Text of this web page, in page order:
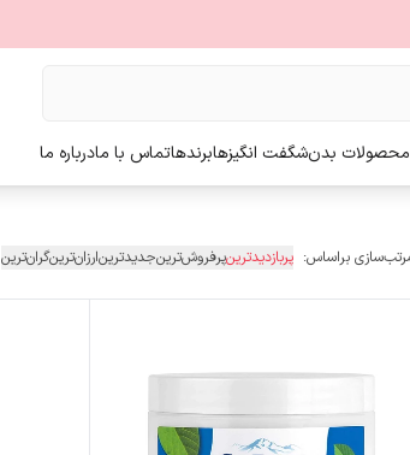
محصولات بدنشگفت انگیزهابرندهاتماس با مادرباره ما
براساس: پربازدیدترینپرفروش‌ترینجدیدترینارزان‌ترینگران‌ترین